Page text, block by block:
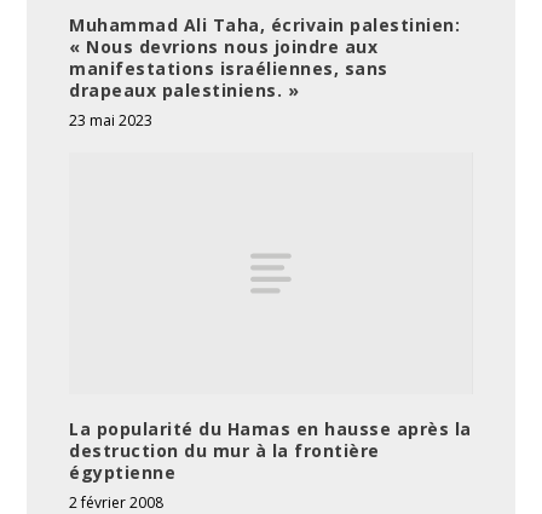
Muhammad Ali Taha, écrivain palestinien:
« Nous devrions nous joindre aux
manifestations israéliennes, sans
drapeaux palestiniens. »
23 mai 2023
La popularité du Hamas en hausse après la
destruction du mur à la frontière
égyptienne
2 février 2008